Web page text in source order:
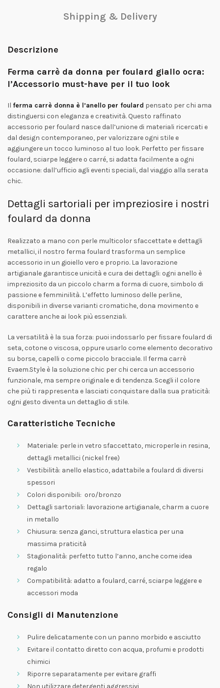
Shipping & Delivery
Descrizione
Ferma carrè da donna per foulard giallo ocra:
l’Accessorio must-have per il tuo look
Il ferma carrè donna è l’anello per foulard pensato per chi ama
distinguersi con eleganza e creatività. Questo raffinato
accessorio per foulard nasce dall’unione di materiali ricercati e
dal design contemporaneo, per valorizzare ogni stile e
aggiungere un tocco luminoso al tuo look. Perfetto per fissare
foulard, sciarpe leggere o carré, si adatta facilmente a ogni
occasione: dall’ufficio agli eventi speciali, dal viaggio alla serata
chic.
Dettagli sartoriali per impreziosire i nostri
foulard da donna
Realizzato a mano con perle multicolor sfaccettate e dettagli
metallici, il nostro ferma foulard trasforma un semplice
accessorio in un gioiello vero e proprio. La lavorazione
artigianale garantisce unicità e cura dei dettagli: ogni anello è
impreziosito da un piccolo charm a forma di cuore, simbolo di
passione e femminilità. L’effetto luminoso delle perline,
disponibili in diverse varianti cromatiche, dona movimento e
carattere anche ai look più essenziali.
La versatilità è la sua forza: puoi indossarlo per fissare foulard di
seta, cotone o viscosa, oppure usarlo come elemento decorativo
su borse, capelli o come piccolo bracciale. Il ferma carrè
Evaem.Style è la soluzione chic per chi cerca un accessorio
funzionale, ma sempre originale e di tendenza. Scegli il colore
che più ti rappresenta e lasciati conquistare dalla sua praticità:
ogni gesto diventa un dettaglio di stile.
Caratteristiche Tecniche
Materiale: perle in vetro sfaccettato, microperle in resina,
dettagli metallici (nickel free)
Vestibilità: anello elastico, adattabile a foulard di diversi
spessori
Colori disponibili: oro/bronzo
Dettagli sartoriali: lavorazione artigianale, charm a cuore
in metallo
Chiusura: senza ganci, struttura elastica per una
massima praticità
Stagionalità: perfetto tutto l’anno, anche come idea
regalo
Compatibilità: adatto a foulard, carré, sciarpe leggere e
accessori moda
Consigli di Manutenzione
Pulire delicatamente con un panno morbido e asciutto
Evitare il contatto diretto con acqua, profumi e prodotti
chimici
Riporre separatamente per evitare graffi
Non utilizzare detergenti aggressivi